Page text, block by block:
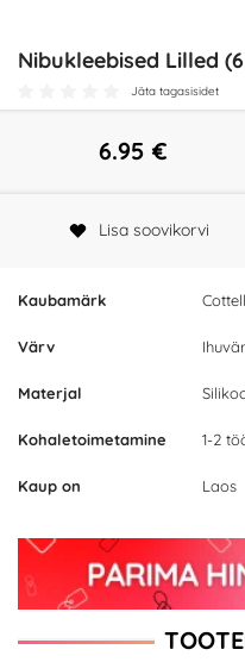
Nibukleebised Lilled
Jäta tagasisidet
Kaubamärk
Värv
Materjal
Kohaletoimetamine 1-2
Kaup on Laos
6.95 €
Lisa soovikorvi